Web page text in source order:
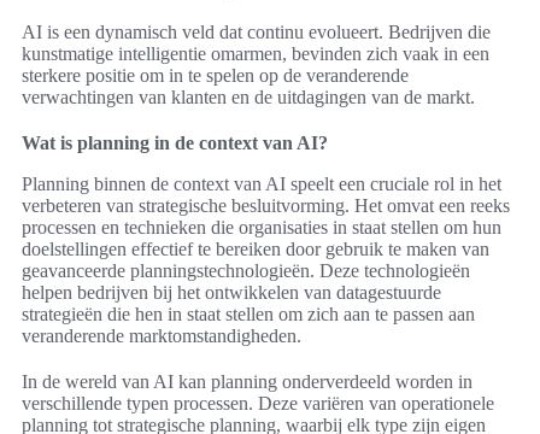
AI is een dynamisch veld dat continu evolueert. Bedrijven die
kunstmatige intelligentie omarmen, bevinden zich vaak in een
sterkere positie om in te spelen op de veranderende
verwachtingen van klanten en de uitdagingen van de markt.
Wat is planning in de context van AI?
Planning binnen de context van AI speelt een cruciale rol in het
verbeteren van strategische besluitvorming. Het omvat een reeks
processen en technieken die organisaties in staat stellen om hun
doelstellingen effectief te bereiken door gebruik te maken van
geavanceerde planningstechnologieën. Deze technologieën
helpen bedrijven bij het ontwikkelen van datagestuurde
strategieën die hen in staat stellen om zich aan te passen aan
veranderende marktomstandigheden.
In de wereld van AI kan planning onderverdeeld worden in
verschillende typen processen. Deze variëren van operationele
planning tot strategische planning, waarbij elk type zijn eigen